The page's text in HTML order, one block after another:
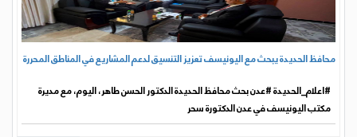
محافظ الحديدة يبحث مع اليونيسف تعزيز التنسيق لدعم المشاريع في المناطق المحررة
#اعلام_الحديدة #عدن بحث محافظ الحديدة الدكتور الحسن طاهر، اليوم، مع مديرة
مكتب اليونيسف في عدن الدكتورة سحر